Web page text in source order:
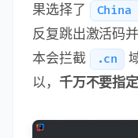
果选择了
China
反复跳出激活码
本会拦截
.cn
以， 千万不要指